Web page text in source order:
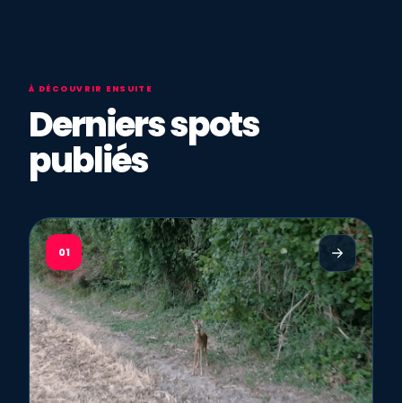
À DÉCOUVRIR ENSUITE
Derniers spots
publiés
01